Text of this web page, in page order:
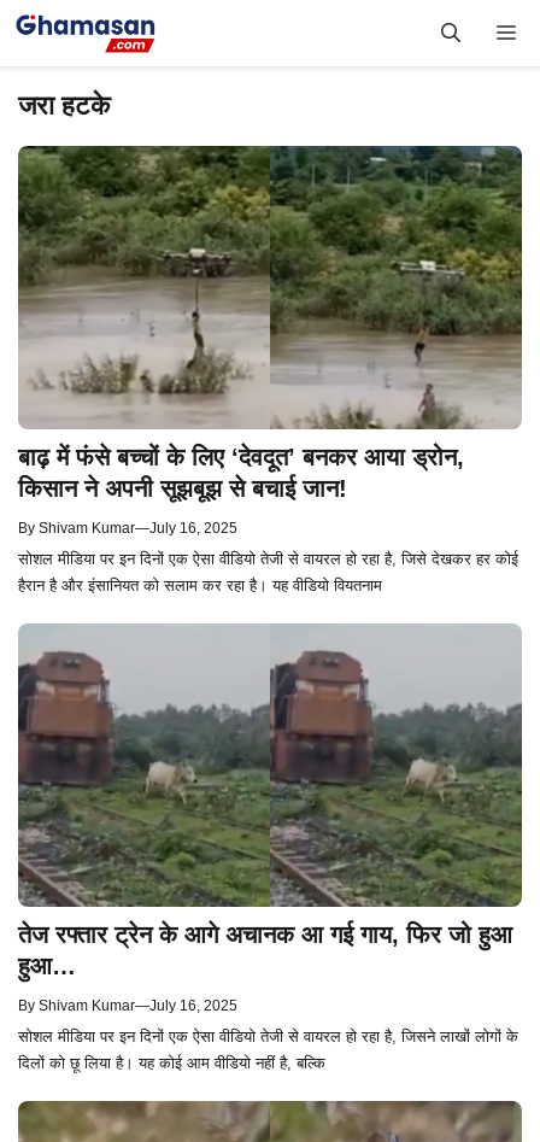
Skip
जरा हटके
बाढ़ में फंसे बच्चों के लिए ‘देवदूत’ बनकर आया ड्रोन,
किसान ने अपनी सूझबूझ से बचाई जान!
By Shivam Kumar—July 16, 2025
सोशल मीडिया पर इन दिनों एक ऐसा वीडियो तेजी से वायरल हो रहा है, जिसे देखकर हर कोई
हैरान है और इंसानियत को सलाम कर रहा है। यह वीडियो वियतनाम
तेज रफ्तार ट्रेन के आगे अचानक आ गई गाय, फिर जो हुआ
हुआ…
By Shivam Kumar—July 16, 2025
सोशल मीडिया पर इन दिनों एक ऐसा वीडियो तेजी से वायरल हो रहा है, जिसने लाखों लोगों के
दिलों को छू लिया है। यह कोई आम वीडियो नहीं है, बल्कि